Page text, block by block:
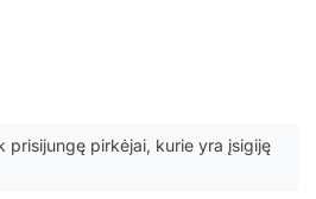
prisijungę pirkėjai, kurie yra įsigiję